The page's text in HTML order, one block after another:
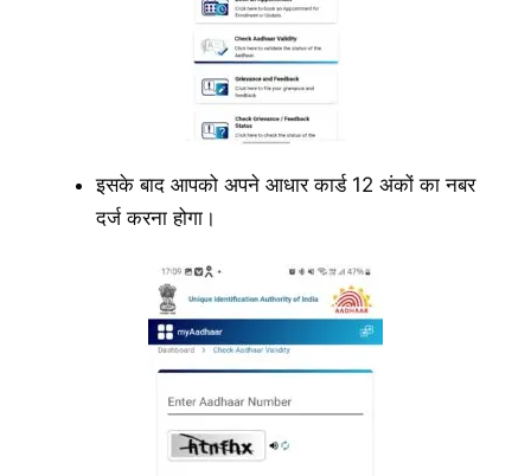
इसके बाद आपको अपने आधार कार्ड 12 अंकों का नबर
दर्ज करना होगा।